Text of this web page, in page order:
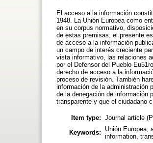
El acceso a la información
1948. La Unión Europea como
en su corpus normativo,
de estas premisas, el presente
de acceso a la información
un campo de interés creciente
vista informativo, las relaciones
por el Defensor del Pueblo
derecho de acceso a la
proceso de revisión. También
información de la administración
de la denegación de información
transparente y que el ciudadano
Item type: Journal article
Keywords:
Unión Europea,
information,